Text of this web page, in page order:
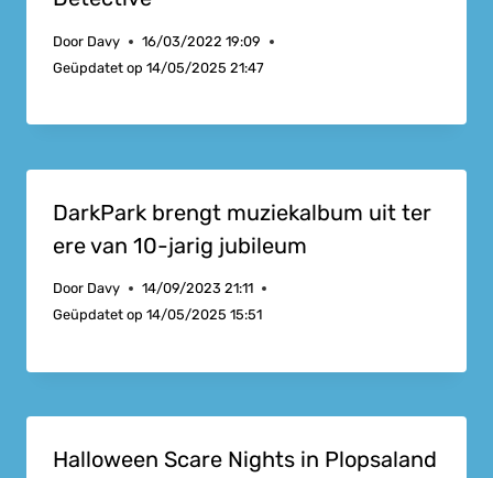
Door Davy
16/03/2022 19:09
Geüpdatet op 14/05/2025 21:47
DarkPark brengt muziekalbum uit ter
ere van 10-jarig jubileum
Door Davy
14/09/2023 21:11
Geüpdatet op 14/05/2025 15:51
Halloween Scare Nights in Plopsaland